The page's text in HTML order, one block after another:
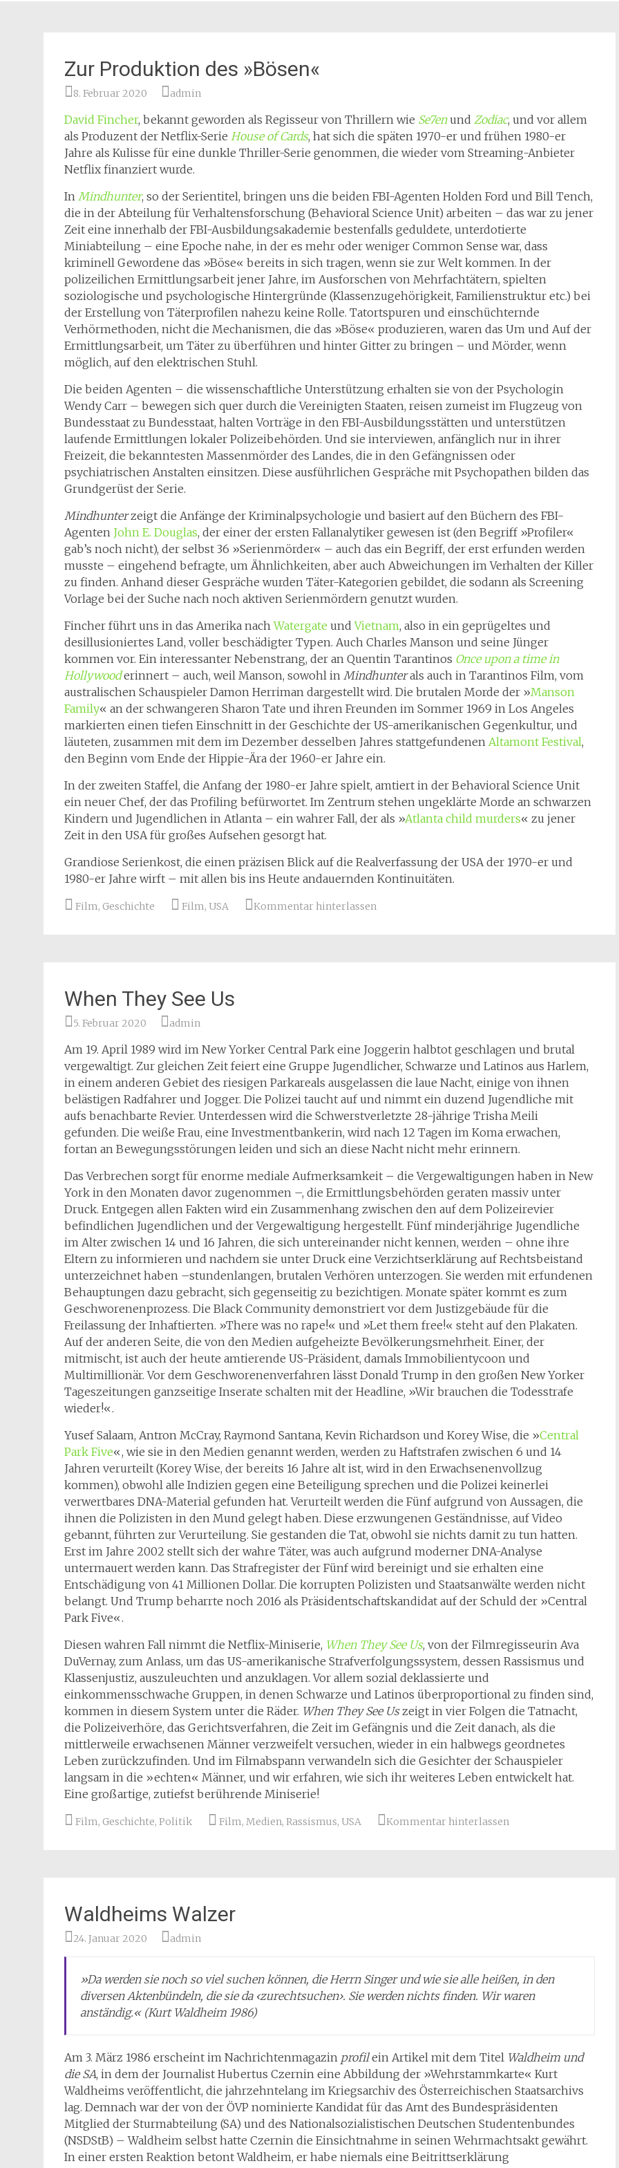
Zur Produktion des »Bösen«
8. Februar 2020 admin
David Fincher, bekannt geworden als Regisseur von Thrillern wie Se7enund Zodiac, und vor allem
als Produzent der Netflix-Serie House of Cards, hat sich die späten 1970-er und frühen 1980-er
Jahre als Kulisse für eine dunkle Thriller-Serie genommen, die wieder vom Streaming-Anbieter
Netflix finanziert wurde.
In Mindhunter, so der Serientitel, bringen uns die beiden FBI-Agenten Holden Ford und Bill Tench,
die in der Abteilung für Verhaltensforschung (Behavioral Science Unit) arbeiten – das war zu jener
Zeit eine innerhalb der FBI-Ausbildungsakademie bestenfalls geduldete, unterdotierte
Miniabteilung – eine Epoche nahe, in der es mehr oder weniger Common Sense war, dass
kriminell Gewordene das »Böse« bereits in sich tragen, wenn sie zur Welt kommen. In der
polizeilichen Ermittlungsarbeit jener Jahre, im Ausforschen von Mehrfachtätern, spielten
soziologische und psychologische Hintergründe (Klassenzugehörigkeit, Familienstruktur etc.) bei
der Erstellung von Täterprofilen nahezu keine Rolle. Tatortspuren und einschüchternde
Verhörmethoden, nicht die Mechanismen, die das »Böse« produzieren, waren das Um und Auf der
Ermittlungsarbeit, um Täter zu überführen und hinter Gitter zu bringen – und Mörder, wenn
möglich, auf den elektrischen Stuhl.
Die beiden Agenten – die wissenschaftliche Unterstützung erhalten sie von der Psychologin
Wendy Carr – bewegen sich quer durch die Vereinigten Staaten, reisen zumeist im Flugzeug von
Bundesstaat zu Bundesstaat, halten Vorträge in den FBI-Ausbildungsstätten und unterstützen
laufende Ermittlungen lokaler Polizeibehörden. Und sie interviewen, anfänglich nur in ihrer
Freizeit, die bekanntesten Massenmörder des Landes, die in den Gefängnissen oder
psychiatrischen Anstalten einsitzen. Diese ausführlichen Gespräche mit Psychopathen bilden das
Grundgerüst der Serie.
Mindhunterzeigt die Anfänge der Kriminalpsychologie und basiert auf den Büchern des FBI-
Agenten John E. Douglas, der einer der ersten Fallanalytiker gewesen ist (den Begriff »Profiler«
gab’s noch nicht), der selbst 36 »Serienmörder« – auch das ein Begriff, der erst erfunden werden
musste – eingehend befragte, um Ähnlichkeiten, aber auch Abweichungen im Verhalten der Killer
zu finden. Anhand dieser Gespräche wurden Täter-Kategorien gebildet, die sodann als Screening
Vorlage bei der Suche nach noch aktiven Serienmördern genutzt wurden.
Fincher führt uns in das Amerika nachWatergate undVietnam, also in ein geprügeltes und
desillusioniertes Land, voller beschädigter Typen. Auch Charles Manson und seine Jünger
kommen vor. Ein interessanter Nebenstrang, der an Quentin Tarantinos Once upon a time in
Hollywooderinnert – auch, weil Manson, sowohl in Mindhunterals auch in Tarantinos Film, vom
australischen Schauspieler Damon Herriman dargestellt wird. Die brutalen Morde der »Manson
Family« an der schwangeren Sharon Tate und ihren Freunden im Sommer 1969 in Los Angeles
markierten einen tiefen Einschnitt in der Geschichte der US-amerikanischen Gegenkultur, und
läuteten, zusammen mit dem im Dezember desselben Jahres stattgefundenen Altamont Festival,
den Beginn vom Ende der Hippie-Ära der 1960-er Jahre ein.
In der zweiten Staffel, die Anfang der 1980-er Jahre spielt, amtiert in der Behavioral Science Unit
ein neuer Chef, der das Profiling befürwortet. Im Zentrum stehen ungeklärte Morde an schwarzen
Kindern und Jugendlichen in Atlanta – ein wahrer Fall, der als »Atlanta child murders« zu jener
Zeit in den USA für großes Aufsehen gesorgt hat.
Grandiose Serienkost, die einen präzisen Blick auf die Realverfassung der USA der 1970-er und
1980-er Jahre wirft – mit allen bis ins Heute andauernden Kontinuitäten.
Film, Geschichte Film, USA Kommentar hinterlassen
When They See Us
5. Februar 2020 admin
Am 19. April 1989 wird im New Yorker Central Park eine Joggerin halbtot geschlagen und brutal
vergewaltigt. Zur gleichen Zeit feiert eine Gruppe Jugendlicher, Schwarze und Latinos aus Harlem,
in einem anderen Gebiet des riesigen Parkareals ausgelassen die laue Nacht, einige von ihnen
belästigen Radfahrer und Jogger. Die Polizei taucht auf und nimmt ein duzend Jugendliche mit
aufs benachbarte Revier. Unterdessen wird die Schwerstverletzte 28-jährige Trisha Meili
gefunden. Die weiße Frau, eine Investmentbankerin, wird nach 12 Tagen im Koma erwachen,
fortan an Bewegungsstörungen leiden und sich an diese Nacht nicht mehr erinnern.
Das Verbrechen sorgt für enorme mediale Aufmerksamkeit – die Vergewaltigungen haben in New
York in den Monaten davor zugenommen –, die Ermittlungsbehörden geraten massiv unter
Druck. Entgegen allen Fakten wird ein Zusammenhang zwischen den auf dem Polizeirevier
befindlichen Jugendlichen und der Vergewaltigung hergestellt. Fünf minderjährige Jugendliche
im Alter zwischen 14 und 16 Jahren, die sich untereinander nicht kennen, werden – ohne ihre
Eltern zu informieren und nachdem sie unter Druck eine Verzichtserklärung auf Rechtsbeistand
unterzeichnet haben –stundenlangen, brutalen Verhören unterzogen. Sie werden mit erfundenen
Behauptungen dazu gebracht, sich gegenseitig zu bezichtigen. Monate später kommt es zum
Geschworenenprozess. Die Black Community demonstriert vor dem Justizgebäude für die
Freilassung der Inhaftierten. »There was no rape!« und »Let them free!« steht auf den Plakaten.
Auf der anderen Seite, die von den Medien aufgeheizte Bevölkerungsmehrheit. Einer, der
mitmischt, ist auch der heute amtierende US-Präsident, damals Immobilientycoon und
Multimillionär. Vor dem Geschworenenverfahren lässt Donald Trump in den großen New Yorker
Tageszeitungen ganzseitige Inserate schalten mit der Headline, »Wir brauchen die Todesstrafe
wieder!«.
Yusef Salaam, Antron McCray, Raymond Santana, Kevin Richardson und Korey Wise, die »Central
Park Five«, wie sie in den Medien genannt werden, werden zu Haftstrafen zwischen 6 und 14
Jahren verurteilt (Korey Wise, der bereits 16 Jahre alt ist, wird in den Erwachsenenvollzug
kommen), obwohl alle Indizien gegen eine Beteiligung sprechen und die Polizei keinerlei
verwertbares DNA-Material gefunden hat. Verurteilt werden die Fünf aufgrund von Aussagen, die
ihnen die Polizisten in den Mund gelegt haben. Diese erzwungenen Geständnisse, auf Video
gebannt, führten zur Verurteilung. Sie gestanden die Tat, obwohl sie nichts damit zu tun hatten.
Erst im Jahre 2002 stellt sich der wahre Täter, was auch aufgrund moderner DNA-Analyse
untermauert werden kann. Das Strafregister der Fünf wird bereinigt und sie erhalten eine
Entschädigung von 41 Millionen Dollar. Die korrupten Polizisten und Staatsanwälte werden nicht
belangt. Und Trump beharrte noch 2016 als Präsidentschaftskandidat auf der Schuld der »Central
Park Five«.
Diesen wahren Fall nimmt die Netflix-Miniserie, When They See Us, von der Filmregisseurin Ava
DuVernay, zum Anlass, um das US-amerikanische Strafverfolgungssystem, dessen Rassismus und
Klassenjustiz, auszuleuchten und anzuklagen. Vor allem sozial deklassierte und
einkommensschwache Gruppen, in denen Schwarze und Latinos überproportional zu finden sind,
kommen in diesem System unter die Räder. When They See Uszeigt in vier Folgen die Tatnacht,
die Polizeiverhöre, das Gerichtsverfahren, die Zeit im Gefängnis und die Zeit danach, als die
mittlerweile erwachsenen Männer verzweifelt versuchen, wieder in ein halbwegs geordnetes
Leben zurückzufinden. Und im Filmabspann verwandeln sich die Gesichter der Schauspieler
langsam in die »echten« Männer, und wir erfahren, wie sich ihr weiteres Leben entwickelt hat.
Eine großartige, zutiefst berührende Miniserie!
Film, Geschichte, Politik Film, Medien, Rassismus, USA Kommentar hinterlassen
Waldheims Walzer
24. Januar 2020 admin
»Da werden sie noch so viel suchen können, die Herrn Singer und wie sie alle heißen, in den
diversen Aktenbündeln, die sie da ‹zurechtsuchen›. Sie werden nichts finden. Wir waren
anständig.« (Kurt Waldheim 1986)
Am 3. März 1986 erscheint im Nachrichtenmagazin profilein Artikel mit dem Titel Waldheim und
die SA, in dem der Journalist Hubertus Czernin eine Abbildung der »Wehrstammkarte« Kurt
Waldheims veröffentlicht, die jahrzehntelang im Kriegsarchiv des Österreichischen Staatsarchivs
lag. Demnach war der von der ÖVP nominierte Kandidat für das Amt des Bundespräsidenten
Mitglied der Sturmabteilung (SA) und des Nationalsozialistischen Deutschen Studentenbundes
(NSDStB) – Waldheim selbst hatte Czernin die Einsichtnahme in seinen Wehrmachtsakt gewährt.
In einer ersten Reaktion betont Waldheim, er habe niemals eine Beitrittserklärung